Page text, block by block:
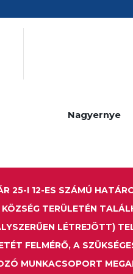
Nagyernye
25-I 12-ES SZÁMÚ
KÖZSÉG TERÜLETÉN
LÉTREJÖTT)
FELMÉRŐ, A
MUNKACSOPORT